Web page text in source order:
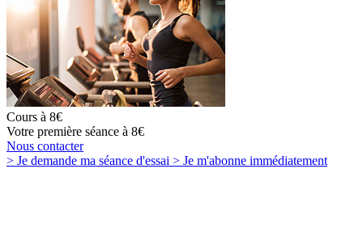
Cours à 8€
Votre première séance à 8€
Nous contacter
> Je demande ma séance d'essai > Je m'abonne immédiatement